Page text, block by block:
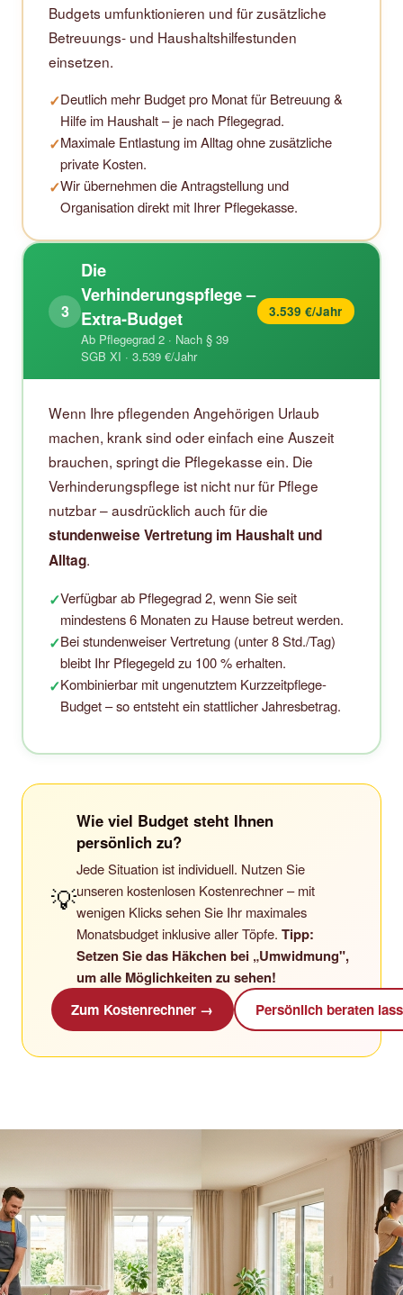
Budgets umfunktionieren und für zusätzliche
Betreuungs- und Haushaltshilfestunden
einsetzen.
✓Deutlich mehr Budget pro Monat für Betreuung &
Hilfe im Haushalt – je nach Pflegegrad.
✓Maximale Entlastung im Alltag ohne zusätzliche
private Kosten.
✓Wir übernehmen die Antragstellung und
Organisation direkt mit Ihrer Pflegekasse.
3
Die
Verhinderungspflege –
Extra-Budget
Ab Pflegegrad 2 · Nach § 39
SGB XI · 3.539 €/Jahr
3.539 €/Jahr
Wenn Ihre pflegenden Angehörigen Urlaub
machen, krank sind oder einfach eine Auszeit
brauchen, springt die Pflegekasse ein. Die
Verhinderungspflege ist nicht nur für Pflege
nutzbar – ausdrücklich auch für die
stundenweise Vertretung im Haushalt und
Alltag.
✓Verfügbar ab Pflegegrad 2, wenn Sie seit
mindestens 6 Monaten zu Hause betreut werden.
✓Bei stundenweiser Vertretung (unter 8 Std./Tag)
bleibt Ihr Pflegegeld zu 100 % erhalten.
✓Kombinierbar mit ungenutztem Kurzzeitpflege-
Budget – so entsteht ein stattlicher Jahresbetrag.
💡
Wie viel Budget steht Ihnen
persönlich zu?
Jede Situation ist individuell. Nutzen Sie
unseren kostenlosen Kostenrechner – mit
wenigen Klicks sehen Sie Ihr maximales
Monatsbudget inklusive aller Töpfe. Tipp:
Setzen Sie das Häkchen bei „Umwidmung",
um alle Möglichkeiten zu sehen!
Zum Kostenrechner →
Persönlich beraten